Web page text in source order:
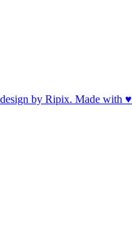
by Ripix. Made with ♥